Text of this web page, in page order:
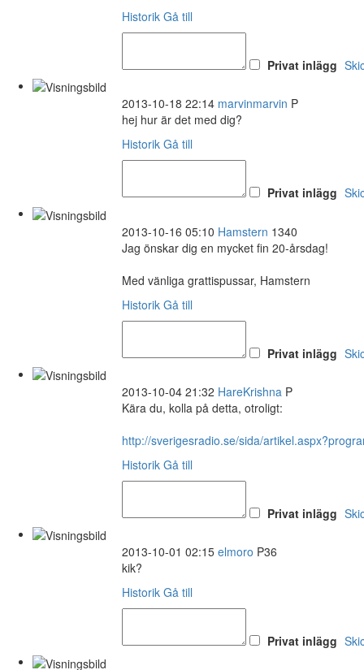
Historik Gå till
Privat inlägg
2013-10-18 22:14 marvinmarvin P
hej hur är det med dig?
Historik Gå till
Privat inlägg
2013-10-16 05:10 Hamstern 1340
Jag önskar dig en mycket fin 20-årsdag!
Med vänliga grattispussar, Hamstern
Historik Gå till
Privat inlägg
2013-10-04 21:32 HareKrishna P
Kära du, kolla på detta, otroligt:
http://sverigesradio.se/sida/
Historik Gå till
Privat inlägg
2013-10-01 02:15 elmoro P36
kik?
Historik Gå till
Privat inlägg